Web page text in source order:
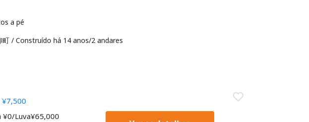
町 / Construído há 14 anos/2 andares
¥7,500
Luva¥65,000